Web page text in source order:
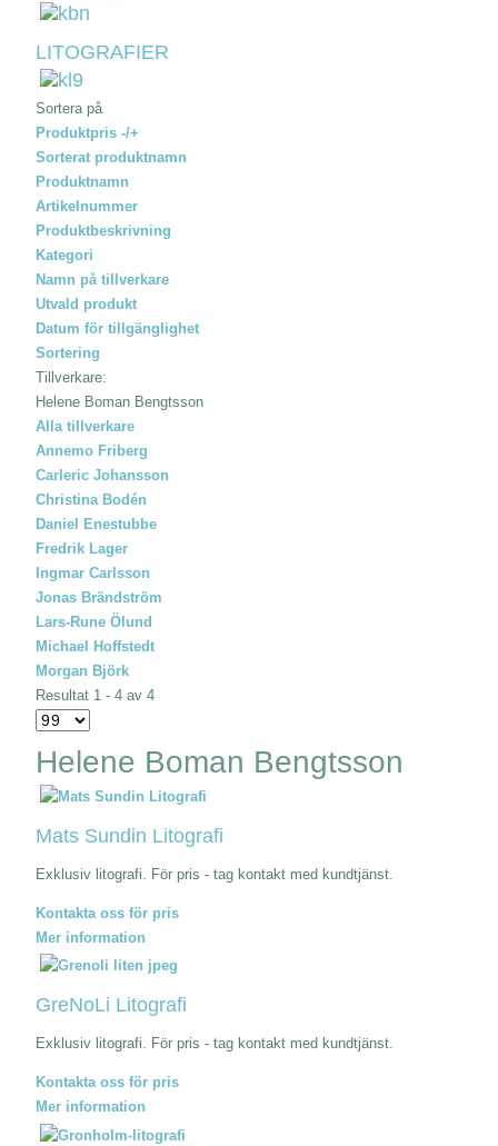
LITOGRAFIER
Sortera på
Produktpris -/+
Sorterat produktnamn
Produktnamn
Artikelnummer
Produktbeskrivning
Kategori
Namn på tillverkare
Utvald produkt
Datum för tillgänglighet
Sortering
Tillverkare:
Helene Boman Bengtsson
Alla tillverkare
Annemo Friberg
Carleric Johansson
Christina Bodén
Daniel Enestubbe
Fredrik Lager
Ingmar Carlsson
Jonas Brändström
Lars-Rune Ölund
Michael Hoffstedt
Morgan Björk
Resultat 1 - 4 av 4
Helene Boman Bengtsson
Mats Sundin Litografi
Exklusiv litografi. För pris - tag kontakt med kundtjänst.
Kontakta oss för pris
Mer information
GreNoLi Litografi
Exklusiv litografi. För pris - tag kontakt med kundtjänst.
Kontakta oss för pris
Mer information